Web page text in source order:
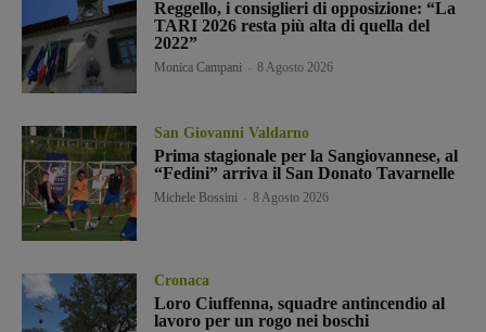
Reggello, i consiglieri di opposizione: “La
TARI 2026 resta più alta di quella del
2022”
Monica Campani 8 Agosto 2026
San Giovanni Valdarno
Prima stagionale per la Sangiovannese, al
“Fedini” arriva il San Donato Tavarnelle
Michele Bossini 8 Agosto 2026
Cronaca
Loro Ciuffenna, squadre antincendio al
lavoro per un rogo nei boschi